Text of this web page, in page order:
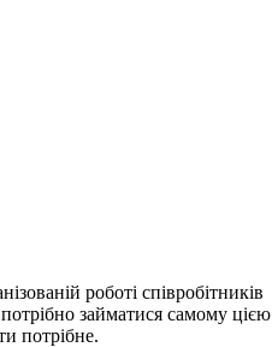
роботі співробітників
займатися самому цією
потрібне.